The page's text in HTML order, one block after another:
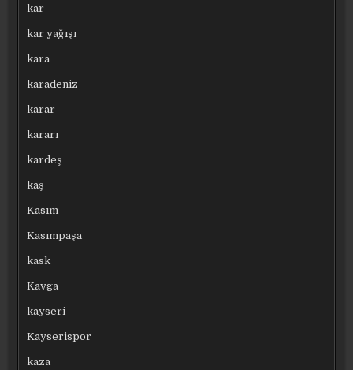
kar
kar yağışı
kara
karadeniz
karar
kararı
kardeş
kaş
Kasım
Kasımpaşa
kask
Kavga
kayseri
Kayserispor
kaza